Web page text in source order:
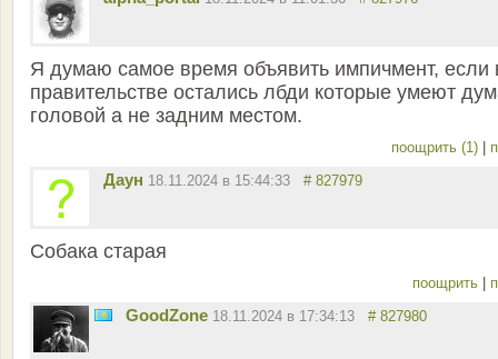
Я думаю самое время объявить импичмент, если
правительстве остались лбди которые умеют
головой а не задним местом.
поощрить (1)
Даун 18.11.2024 в 15:44:33 # 827979
Собака старая
поощрить
GoodZone 18.11.2024 в 17:34:13 # 827980